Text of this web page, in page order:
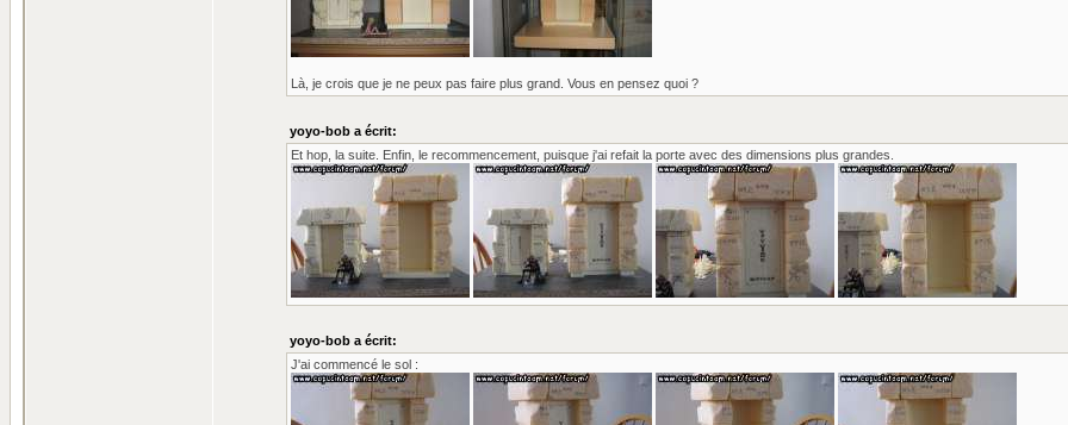
Là, je crois que je ne peux pas faire plus grand. Vous en pensez quoi ?
yoyo-bob a écrit:
Et hop, la suite. Enfin, le recommencement, puisque j'ai refait la porte avec des dimensions plus grandes.
yoyo-bob a écrit:
J'ai commencé le sol :